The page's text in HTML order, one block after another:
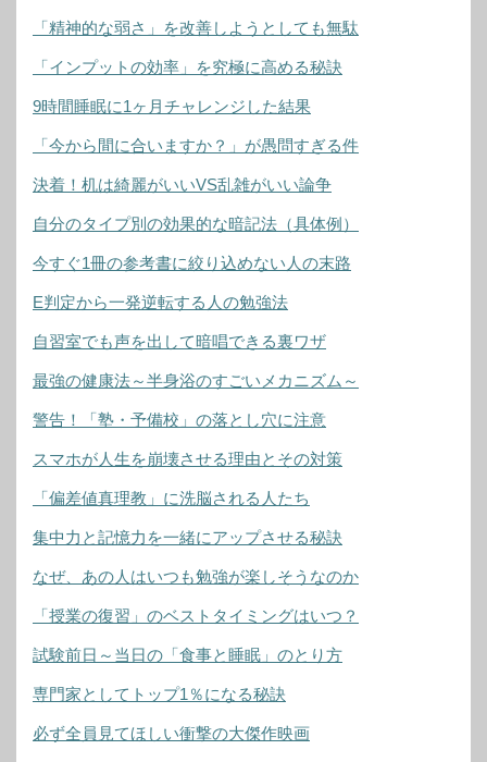
「精神的な弱さ」を改善しようとしても無駄
「インプットの効率」を究極に高める秘訣
9時間睡眠に1ヶ月チャレンジした結果
「今から間に合いますか？」が愚問すぎる件
決着！机は綺麗がいいVS乱雑がいい論争
自分のタイプ別の効果的な暗記法（具体例）
今すぐ1冊の参考書に絞り込めない人の末路
E判定から一発逆転する人の勉強法
自習室でも声を出して暗唱できる裏ワザ
最強の健康法～半身浴のすごいメカニズム～
警告！「塾・予備校」の落とし穴に注意
スマホが人生を崩壊させる理由とその対策
「偏差値真理教」に洗脳される人たち
集中力と記憶力を一緒にアップさせる秘訣
なぜ、あの人はいつも勉強が楽しそうなのか
「授業の復習」のベストタイミングはいつ？
試験前日～当日の「食事と睡眠」のとり方
専門家としてトップ1％になる秘訣
必ず全員見てほしい衝撃の大傑作映画